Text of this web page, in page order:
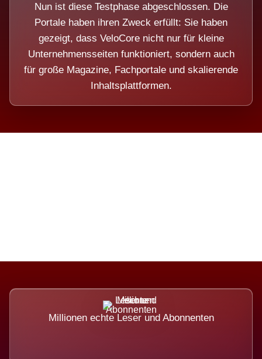
Nun ist diese Testphase abgeschlossen. Die
Portale haben ihren Zweck erfüllt: Sie haben
gezeigt, dass VeloCore nicht nur für kleine
Unternehmensseiten funktioniert, sondern auch
für große Magazine, Fachportale und skalierende
Inhaltsplattformen.
Millionen echte Leser und Abonnenten